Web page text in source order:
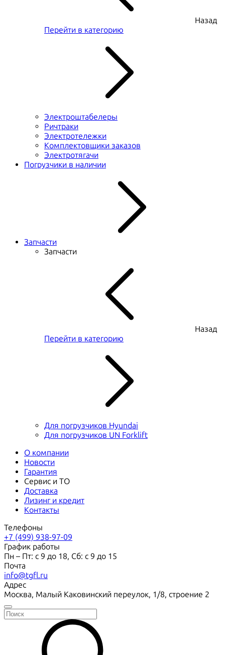
Назад
Перейти в категорию
Электроштабелеры
Ричтраки
Электротележки
Комплектовщики заказов
Электротягачи
Погрузчики в наличии
Запчасти
Запчасти
Назад
Перейти в категорию
Для погрузчиков Hyundai
Для погрузчиков UN Forklift
О компании
Новости
Гарантия
Сервис и ТО
Доставка
Лизинг и кредит
Контакты
Телефоны
+7 (499) 938-97-09
График работы
Пн – Пт: с 9 до 18, Сб: с 9 до 15
Почта
info@tgfl.ru
Адрес
Москва, Малый Каковинский переулок, 1/8, строение 2